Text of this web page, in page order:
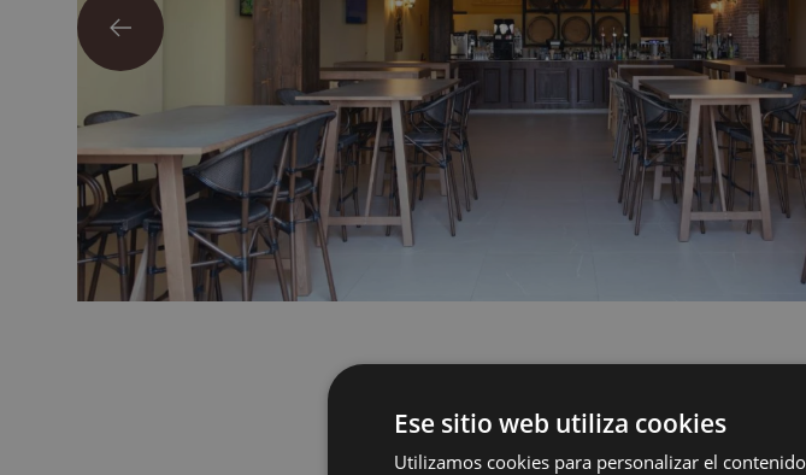
Ese sitio web utiliza cookies
Utilizamos cookies para personalizar el